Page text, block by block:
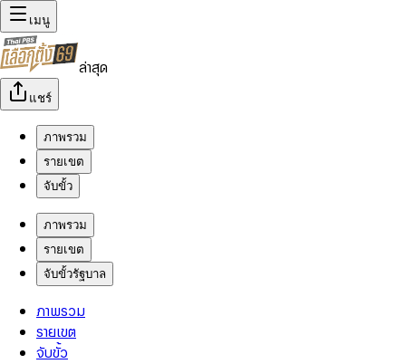
เมนู
ล่าสุด
แชร์
ภาพรวม
รายเขต
จับขั้ว
ภาพรวม
รายเขต
จับขั้วรัฐบาล
ภาพรวม
รายเขต
จับขั้ว